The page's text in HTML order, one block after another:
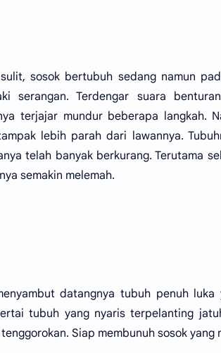
sosok bertubuh sedang namun
serangan. Terdengar suara
terjajar mundur beberapa langkah.
lebih parah dari lawannya.
telah banyak berkurang. Terutama
semakin melemah.
datangnya tubuh penuh
tubuh yang nyaris terpelanting
Siap membunuh sosok yang